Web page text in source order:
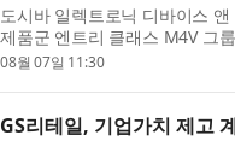
도시바 일렉트로닉 디바이스
제품군 엔트리 클래스 M4V 그
Cortex®-M4) 코어를 탑재해 IoT
08월 07일 11:30
GS리테일, 기업가치 제고